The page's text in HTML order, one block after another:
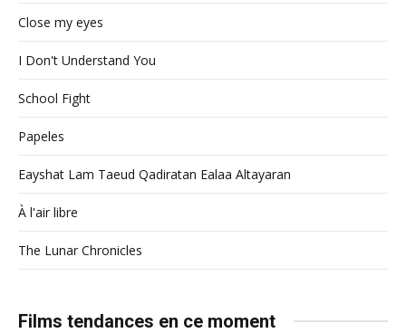
Close my eyes
I Don't Understand You
School Fight
Papeles
Eayshat Lam Taeud Qadiratan Ealaa Altayaran
À l'air libre
The Lunar Chronicles
Films tendances en ce moment